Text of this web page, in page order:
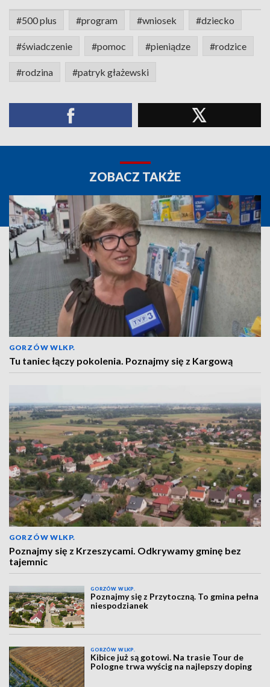
#500 plus #program #wniosek #dziecko
#świadczenie #pomoc #pieniądze #rodzice
#rodzina #patryk głażewski
ZOBACZ TAKŻE
GORZÓW WLKP.
Tu taniec łączy pokolenia. Poznajmy się z Kargową
GORZÓW WLKP.
Poznajmy się z Krzeszycami. Odkrywamy gminę bez
tajemnic
GORZÓW WLKP.
Poznajmy się z Przytoczną. To gmina pełna
niespodzianek
GORZÓW WLKP.
Kibice już są gotowi. Na trasie Tour de
Pologne trwa wyścig na najlepszy doping